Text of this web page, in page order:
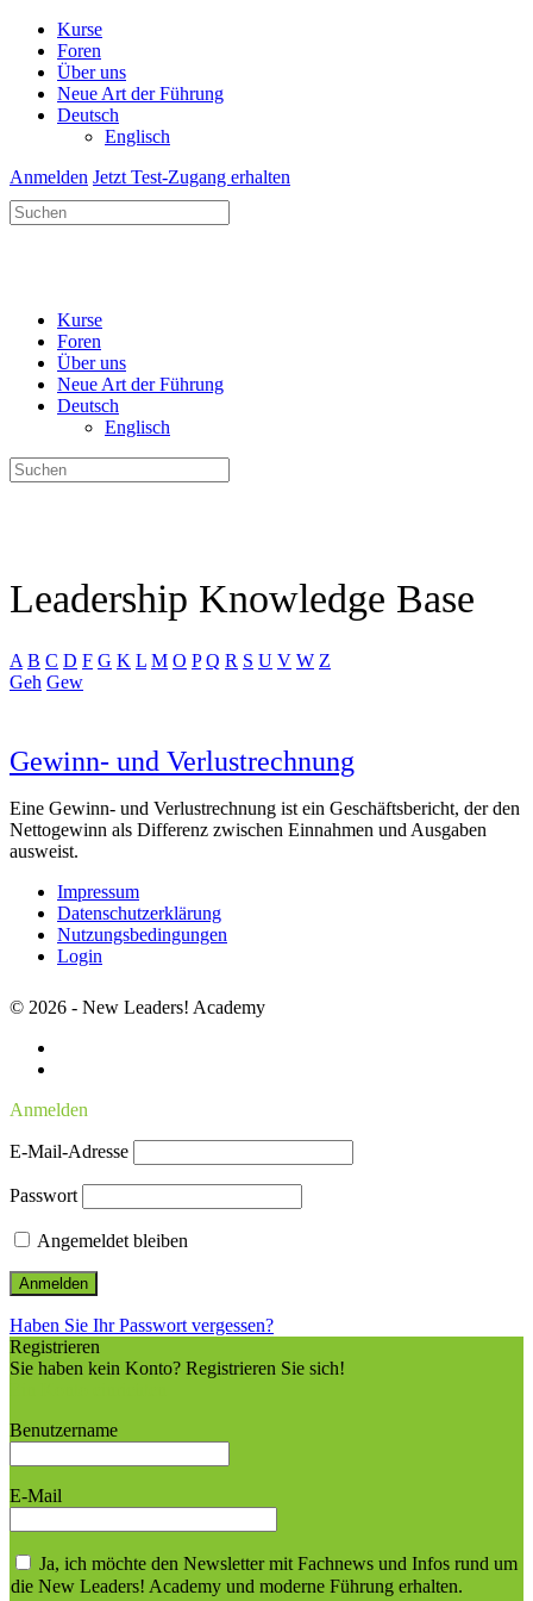
Kurse
Foren
Über uns
Neue Art der Führung
Deutsch
Englisch
Anmelden Jetzt Test-Zugang erhalten
Suchen
nach:
Kurse
Foren
Über uns
Neue Art der Führung
Deutsch
Englisch
Suchen
nach:
Leadership Knowledge Base
A B C D F G K L M O P Q R S U V W Z
Geh Gew
Gewinn- und Verlustrechnung
Eine Gewinn- und Verlustrechnung ist ein Geschäftsbericht, der den
Nettogewinn als Differenz zwischen Einnahmen und Ausgaben
ausweist.
Impressum
Datenschutzerklärung
Nutzungsbedingungen
Login
© 2026 - New Leaders! Academy
Anmelden
E-Mail-Adresse
Passwort
Angemeldet bleiben
Haben Sie Ihr Passwort vergessen?
Registrieren
Sie haben kein Konto? Registrieren Sie sich!
Benutzername
E-Mail
Ja, ich möchte den Newsletter mit Fachnews und Infos rund um
die New Leaders! Academy und moderne Führung erhalten.